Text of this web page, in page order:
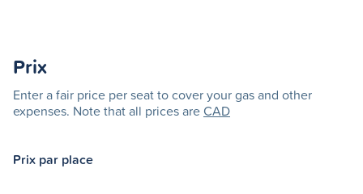
Prix
Enter a fair price per seat to cover your gas and other
expenses. Note that all prices areCAD
Prix par place